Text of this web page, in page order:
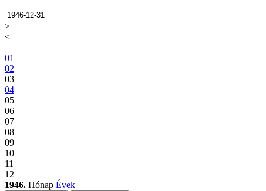
>
<
01
02
03
04
05
06
07
08
09
10
11
12
1946. Hónap Évek